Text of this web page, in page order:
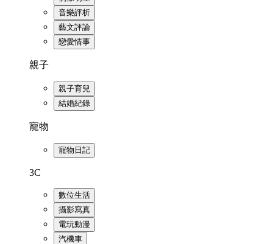
音樂評析
藝文評論
戀愛情事
親子
親子育兒
結婚紀錄
寵物
寵物日記
3C
數位生活
攝影寫真
電玩動漫
汽機車